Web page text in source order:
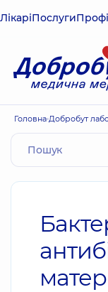
ЛікаріПослуги
Головна Добробут